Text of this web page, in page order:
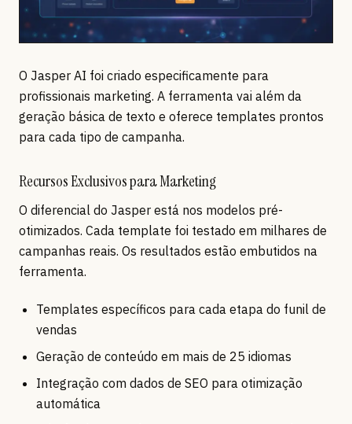
O Jasper AI foi criado especificamente para
profissionais marketing. A ferramenta vai além da
geração básica de texto e oferece templates prontos
para cada tipo de campanha.
Recursos Exclusivos para Marketing
O diferencial do Jasper está nos modelos pré-
otimizados. Cada template foi testado em milhares de
campanhas reais. Os resultados estão embutidos na
ferramenta.
Templates específicos para cada etapa do funil de
vendas
Geração de conteúdo em mais de 25 idiomas
Integração com dados de SEO para otimização
automática